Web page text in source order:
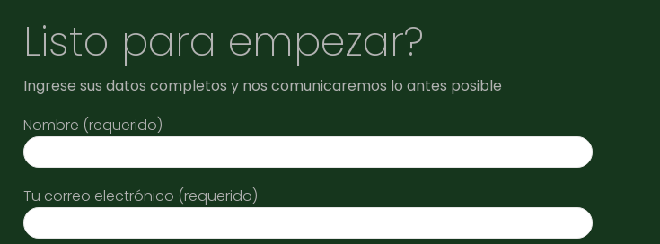
Listo para empezar?
Ingrese sus datos completos y nos comunicaremos lo antes posible
Nombre (requerido)
Tu correo electrónico (requerido)